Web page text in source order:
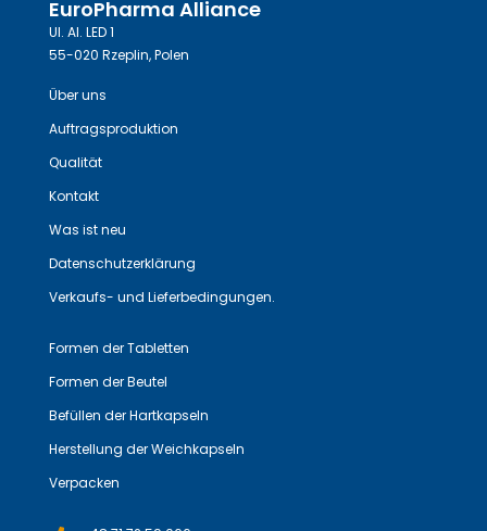
EuroPharma Alliance
Ul. Al. LED 1
55-020 Rzeplin, Polen
Über uns
Auftragsproduktion
Qualität
Kontakt
Was ist neu
Datenschutzerklärung
Verkaufs- und Lieferbedingungen.
Formen der Tabletten
Formen der Beutel
Befüllen der Hartkapseln
Herstellung der Weichkapseln
Verpacken